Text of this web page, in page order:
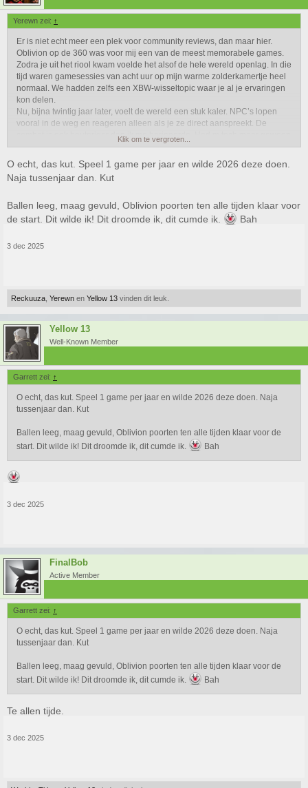
Yerewn zei: ↑
Er is niet echt meer een plek voor community reviews, dan maar hier.
Oblivion op de 360 was voor mij een van de meest memorabele games.
Zodra je uit het riool kwam voelde het alsof de hele wereld openlag. In die
tijd waren gamesessies van acht uur op mijn warme zolderkamertje heel
normaal. We hadden zelfs een XBW-wisseltopic waar je al je ervaringen
kon delen.
Nu, bijna twintig jaar later, voelt de wereld een stuk kaler. NPC’s lopen
vooral in de weg en reageren alleen als je ze direct aanspreekt. De
combat is ook houteriger dan ik me herinnerde. Had m toch maar gewoon
niet moeten kopen.
Klik om te vergroten...
O echt, das kut. Speel 1 game per jaar en wilde 2026 deze doen.
Naja tussenjaar dan. Kut
Ballen leeg, maag gevuld, Oblivion poorten ten alle tijden klaar voor
de start. Dit wilde ik! Dit droomde ik, dit cumde ik.
Bah
3 dec 2025
Reckuuza Yerewn en Yellow 13 vinden dit leuk.
Yellow 13
Well-Known Member
Garrett zei: ↑
O echt, das kut. Speel 1 game per jaar en wilde 2026 deze doen. Naja
tussenjaar dan. Kut
Ballen leeg, maag gevuld, Oblivion poorten ten alle tijden klaar voor de
start. Dit wilde ik! Dit droomde ik, dit cumde ik.
Bah
3 dec 2025
FinalBob
Active Member
Garrett zei: ↑
O echt, das kut. Speel 1 game per jaar en wilde 2026 deze doen. Naja
tussenjaar dan. Kut
Ballen leeg, maag gevuld, Oblivion poorten ten alle tijden klaar voor de
start. Dit wilde ik! Dit droomde ik, dit cumde ik.
Bah
Te allen tijde.
3 dec 2025